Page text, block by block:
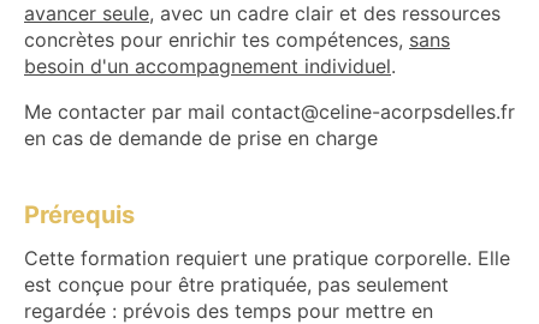
avancer seule, avec un cadre clair et des ressources
concrètes pour enrichir tes compétences, sans
besoin d'un accompagnement individuel.
Me contacter par mail contact@celine-acorpsdelles.fr
en cas de demande de prise en charge
Prérequis
Cette formation requiert une pratique corporelle. Elle
est conçue pour être pratiquée, pas seulement
regardée : prévois des temps pour mettre en